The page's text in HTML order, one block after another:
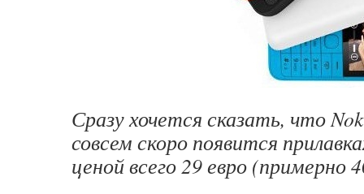
Сразу хочется сказать, что
совсем скоро появится
ценой всего 29 евро (примерно